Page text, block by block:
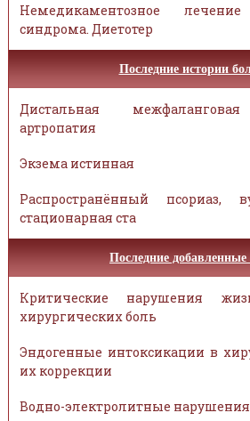
Немедикаментозное лечение
синдрома. Диетотер
Последние истории
Дистальная межфаланговая
артропатия
Экзема истинная
Распространённый псориаз,
стационарная ста
Последние
Критические нарушения
хирургических боль
Эндогенные интоксикации в
их коррекции
Водно-электролитные